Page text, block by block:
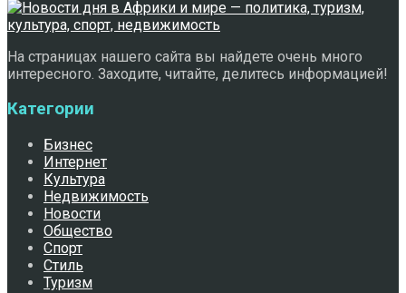
На страницах нашего сайта вы найдете очень много
интересного. Заходите, читайте, делитесь информацией!
Категории
Бизнес
Интернет
Культура
Недвижимость
Новости
Общество
Спорт
Стиль
Туризм